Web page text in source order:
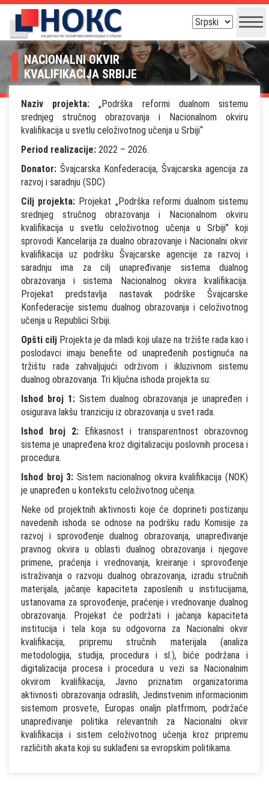
NACIONALNI OKVIR
KVALIFIKACIJA SRBIJE
Naziv projekta: „Podrška reformi dualnom sistemu
srednjeg stručnog obrazovanja i Nacionalnom okviru
kvalifikacija u svetlu celoživotnog učenja u Srbiji“
Period realizacije: 2022 – 2026.
Donator: Švajcarska Konfederacija, Švajcarska agencija za
razvoj i saradnju (SDC)
Cilj projekta: Projekat „Podrška reformi dualnom sistemu
srednjeg stručnog obrazovanja i Nacionalnom okviru
kvalifikacija u svetlu celoživotnog učenja u Srbiji” koji
sprovodi Kancelarija za dualno obrazovanje i Nacionalni okvir
kvalifikacija uz podršku Švajcarske agencije za razvoj i
saradnju ima za cilj unapređivanje sistema dualnog
obrazovanja i sistema Nacionalnog okvira kvalifikacija.
Projekat predstavlja nastavak podrške Švajcarske
Konfederacije sistemu dualnog obrazovanja i celoživotnog
učenja u Republici Srbiji.
Opšti cilj Projekta je da mladi koji ulaze na tržište rada kao i
poslodavci imaju benefite od unapređenih postignuća na
tržištu rada zahvaljujući održivom i ikluzivnom sistemu
dualnog obrazovanja. Tri ključna ishoda projekta su:
Ishod broj 1: Sistem dualnog obrazovanja je unapređen i
osigurava lakšu tranziciju iz obrazovanja u svet rada.
Ishod broj 2: Efikasnost i transparentnost obrazovnog
sistema je unapređena kroz digitalizaciju poslovnih procesa i
procedura.
Ishod broj 3: Sistem nacionalnog okvira kvalifikacija (NOK)
je unapređen u kontekstu celoživotnog učenja.
Neke od projektnih aktivnosti koje će doprineti postizanju
navedenih ishoda se odnose na podršku radu Komisije za
razvoj i sprovođenje dualnog obrazovanja, unapređivanje
pravnog okvira u oblasti dualnog obrazovanja i njegove
primene, praćenja i vrednovanja, kreiranje i sprovođenje
istraživanja o razvoju dualnog obrazovanja, izradu stručnih
materijala, jačanje kapaciteta zaposlenih u institucijama,
ustanovama za sprovođenje, praćenje i vrednovanje dualnog
obrazovanja. Projekat će podržati i jačanja kapaciteta
institucija i tela koja su odgovorna za Nacionalni okvir
kvalifikacija, pripremu stručnih materijala (analiza
metodologija, studija, procedura i sl.), biće podržana i
digitalizacija procesa i procedura u vezi sa Nacionalnim
okvirom kvalifikacija, Javno priznatim organizatorima
aktivnosti obrazovanja odraslih, Jedinstvenim informacionim
sistemom prosvete, Europas onaljn platfrmom, podržaće
unapređivanje politika relevantnih za Nacionalni okvir
kvalifikacija i sistem celoživotnog učenja kroz pripremu
različitih akata koji su suklađeni sa evropskim politikama.